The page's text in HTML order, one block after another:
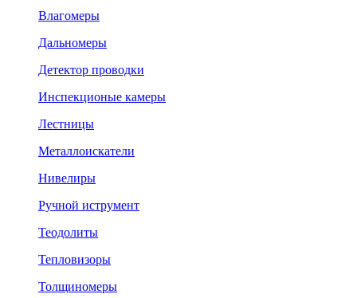
Влагомеры
Дальномеры
Детектор проводки
Инспекционые камеры
Лестницы
Металлоискатели
Нивелиры
Ручной иструмент
Теодолиты
Тепловизоры
Толщиномеры